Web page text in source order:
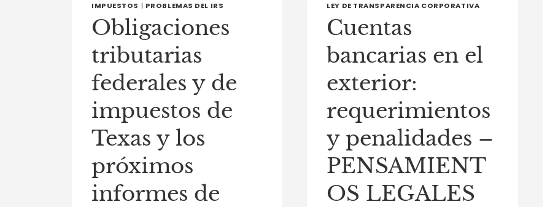
IMPUESTOS | PROBLEMAS DEL IRS
Obligaciones
tributarias
federales y de
impuestos de
Texas y los
próximos
informes de
LEY DE TRANSPARENCIA CORPORATIVA
Cuentas
bancarias en el
exterior:
requerimientos
y penalidades –
PENSAMIENT
OS LEGALES